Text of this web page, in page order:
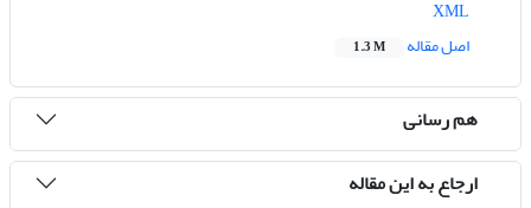
اصل مقاله
1.3 M
هم رسانی
ارجاع به این مقاله